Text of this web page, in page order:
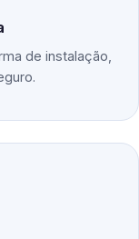
de instalação,